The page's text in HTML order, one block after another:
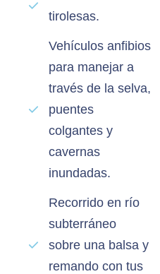
tirolesas.
Vehículos anfibios
para manejar a
través de la selva,
puentes
colgantes y
cavernas
inundadas.
Recorrido en río
subterráneo
sobre una balsa y
remando con tus